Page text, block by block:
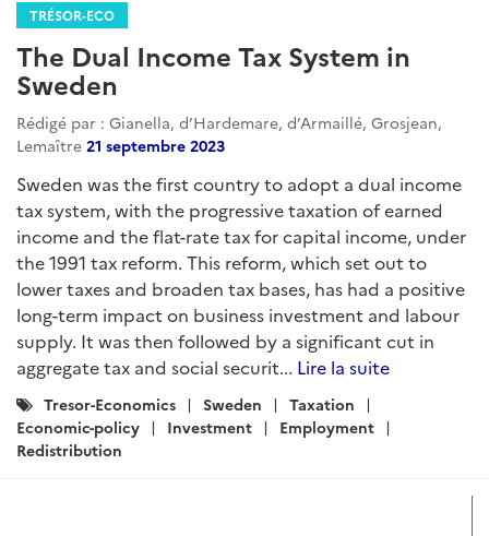
TRÉSOR-ECO
The Dual Income Tax System in
Sweden
Rédigé par : Gianella, d’Hardemare, d’Armaillé, Grosjean,
Lemaître 21 septembre 2023
Sweden was the first country to adopt a dual income
tax system, with the progressive taxation of earned
income and the flat-rate tax for capital income, under
the 1991 tax reform. This reform, which set out to
lower taxes and broaden tax bases, has had a positive
long-term impact on business investment and labour
supply. It was then followed by a significant cut in
aggregate tax and social securit... Lire la suite
Catégories
:
Tresor-Economics Sweden
Taxation
Economic-policy
Investment
Employment
Redistribution